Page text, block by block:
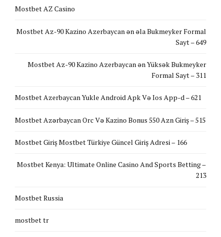
Mostbet AZ Casino
Mostbet Az-90 Kazino Azerbaycan ən əla Bukmeyker Formal
Sayt – 649
Mostbet Az-90 Kazino Azerbaycan ən Yüksək Bukmeyker
Formal Sayt – 311
Mostbet Azerbaycan Yukle Android Apk Və Ios App-d – 621
Mostbet Azərbaycan Orc Və Kazino Bonus 550 Azn Giriş – 515
Mostbet Giriş Mostbet Türkiye Güncel Giriş Adresi – 166
Mostbet Kenya: Ultimate Online Casino And Sports Betting –
213
Mostbet Russia
mostbet tr